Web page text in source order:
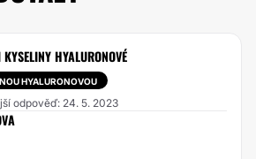
HYALURONOVÉ
HYALURONOVOU
odpověď: 24. 5. 2023